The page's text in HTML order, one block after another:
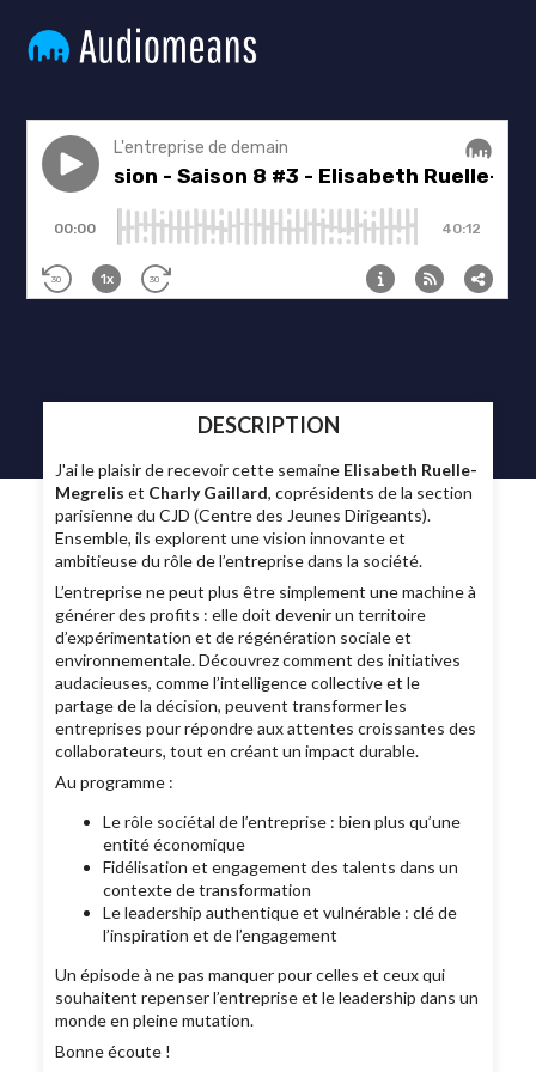
DESCRIPTION
J'ai le plaisir de recevoir cette semaine Elisabeth Ruelle-
Megrelis et Charly Gaillard, coprésidents de la section
parisienne du CJD (Centre des Jeunes Dirigeants).
Ensemble, ils explorent une vision innovante et
ambitieuse du rôle de l’entreprise dans la société.
L’entreprise ne peut plus être simplement une machine à
générer des profits : elle doit devenir un territoire
d’expérimentation et de régénération sociale et
environnementale. Découvrez comment des initiatives
audacieuses, comme l’intelligence collective et le
partage de la décision, peuvent transformer les
entreprises pour répondre aux attentes croissantes des
collaborateurs, tout en créant un impact durable.
Au programme :
Le rôle sociétal de l’entreprise : bien plus qu’une
entité économique
Fidélisation et engagement des talents dans un
contexte de transformation
Le leadership authentique et vulnérable : clé de
l’inspiration et de l’engagement
Un épisode à ne pas manquer pour celles et ceux qui
souhaitent repenser l’entreprise et le leadership dans un
monde en pleine mutation.
Bonne écoute !